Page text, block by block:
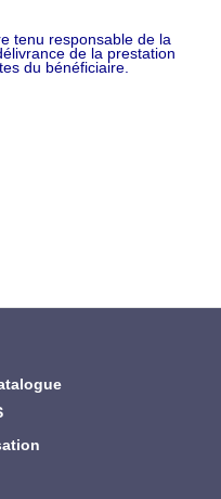
tenu responsable de la
de la prestation
du bénéficiaire.